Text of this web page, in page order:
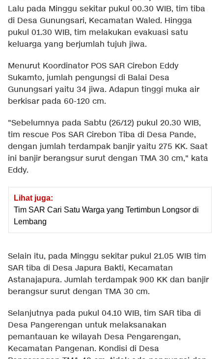
Lalu pada Minggu sekitar pukul 00.30 WIB, tim tiba
di Desa Gunungsari, Kecamatan Waled. Hingga
pukul 01.30 WIB, tim melakukan evakuasi satu
keluarga yang berjumlah tujuh jiwa.
Menurut Koordinator POS SAR Cirebon Eddy
Sukamto, jumlah pengungsi di Balai Desa
Gunungsari yaitu 34 jiwa. Adapun tinggi muka air
berkisar pada 60-120 cm.
"Sebelumnya pada Sabtu (26/12) pukul 20.30 WIB,
tim rescue Pos SAR Cirebon Tiba di Desa Pande,
dengan jumlah terdampak banjir yaitu 275 KK. Saat
ini banjir berangsur surut dengan TMA 30 cm," kata
Eddy.
Lihat juga:
Tim SAR Cari Satu Warga yang Tertimbun Longsor di
Lembang
Selain itu, pada Minggu sekitar pukul 21.05 WIB tim
SAR tiba di Desa Japura Bakti, Kecamatan
Astanajapura. Jumlah terdampak 900 KK dan banjir
berangsur surut dengan TMA 30 cm.
Selanjutnya pada pukul 04.10 WIB, tim SAR tiba di
Desa Pangerengan untuk melaksanakan
pemantauan ke wilayah Desa Pengarengan,
Kecamatan Pangenan. Kondisi di Desa